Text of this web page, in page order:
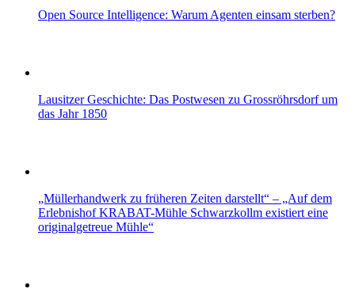
Open Source Intelligence: Warum Agenten einsam sterben?
Lausitzer Geschichte: Das Postwesen zu Grossröhrsdorf um
das Jahr 1850
„Müllerhandwerk zu früheren Zeiten darstellt“ – „Auf dem
Erlebnishof KRABAT-Mühle Schwarzkollm existiert eine
originalgetreue Mühle“